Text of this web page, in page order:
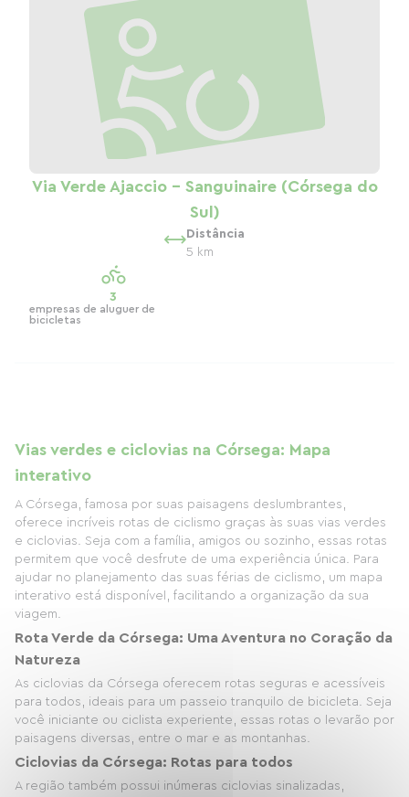
Via Verde Ajaccio - Sanguinaire (Córsega do
Sul)
Distância
5 km
3
empresas de aluguer de
bicicletas
Vias verdes e ciclovias na Córsega: Mapa
interativo
A Córsega, famosa por suas paisagens deslumbrantes,
oferece incríveis rotas de ciclismo graças às suas vias verdes
e ciclovias. Seja com a família, amigos ou sozinho, essas rotas
permitem que você desfrute de uma experiência única. Para
ajudar no planejamento das suas férias de ciclismo, um mapa
interativo está disponível, facilitando a organização da sua
viagem.
Rota Verde da Córsega: Uma Aventura no Coração da
Natureza
As ciclovias da Córsega oferecem rotas seguras e acessíveis
para todos, ideais para um passeio tranquilo de bicicleta. Seja
você iniciante ou ciclista experiente, essas rotas o levarão por
paisagens diversas, entre o mar e as montanhas.
Ciclovias da Córsega: Rotas para todos
A região também possui inúmeras ciclovias sinalizadas,